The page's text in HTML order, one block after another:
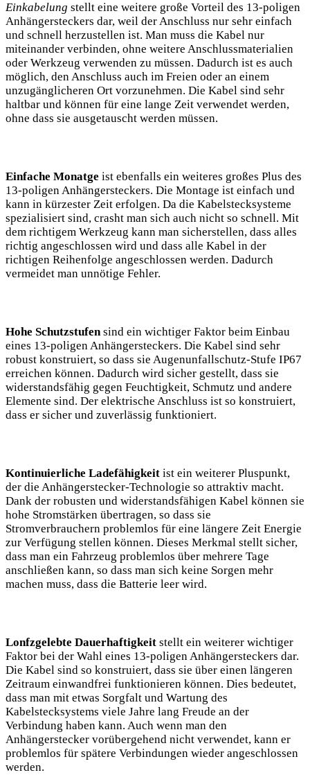
Einkabelung stellt eine weitere große Vorteil des 13-poligen
Anhängersteckers dar, weil der Anschluss nur sehr einfach
und schnell herzustellen ist. Man muss die Kabel nur
miteinander verbinden, ohne weitere Anschlussmaterialien
oder Werkzeug verwenden zu müssen. Dadurch ist es auch
möglich, den Anschluss auch im Freien oder an einem
unzugänglicheren Ort vorzunehmen. Die Kabel sind sehr
haltbar und können für eine lange Zeit verwendet werden,
ohne dass sie ausgetauscht werden müssen.
Einfache Monatge ist ebenfalls ein weiteres großes Plus des
13-poligen Anhängersteckers. Die Montage ist einfach und
kann in kürzester Zeit erfolgen. Da die Kabelstecksysteme
spezialisiert sind, crasht man sich auch nicht so schnell. Mit
dem richtigem Werkzeug kann man sicherstellen, dass alles
richtig angeschlossen wird und dass alle Kabel in der
richtigen Reihenfolge angeschlossen werden. Dadurch
vermeidet man unnötige Fehler.
Hohe Schutzstufensind ein wichtiger Faktor beim Einbau
eines 13-poligen Anhängersteckers. Die Kabel sind sehr
robust konstruiert, so dass sie Augenunfallschutz-Stufe IP67
erreichen können. Dadurch wird sicher gestellt, dass sie
widerstandsfähig gegen Feuchtigkeit, Schmutz und andere
Elemente sind. Der elektrische Anschluss ist so konstruiert,
dass er sicher und zuverlässig funktioniert.
Kontinuierliche Ladefähigkeit ist ein weiterer Pluspunkt,
der die Anhängerstecker-Technologie so attraktiv macht.
Dank der robusten und widerstandsfähigen Kabel können sie
hohe Stromstärken übertragen, so dass sie
Stromverbrauchern problemlos für eine längere Zeit Energie
zur Verfügung stellen können. Dieses Merkmal stellt sicher,
dass man ein Fahrzeug problemlos über mehrere Tage
anschließen kann, so dass man sich keine Sorgen mehr
machen muss, dass die Batterie leer wird.
Lonfzgelebte Dauerhaftigkeit stellt ein weiterer wichtiger
Faktor bei der Wahl eines 13-poligen Anhängersteckers dar.
Die Kabel sind so konstruiert, dass sie über einen längeren
Zeitraum einwandfrei funktionieren können. Dies bedeutet,
dass man mit etwas Sorgfalt und Wartung des
Kabelstecksystems viele Jahre lang Freude an der
Verbindung haben kann. Auch wenn man den
Anhängerstecker vorübergehend nicht verwendet, kann er
problemlos für spätere Verbindungen wieder angeschlossen
werden.